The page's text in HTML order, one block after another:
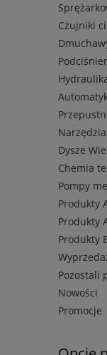
Czujniki
Dysze
Chemia
Pompy
Produkty
Produkty
Produkty
Pozostali
Nowości
Promocje